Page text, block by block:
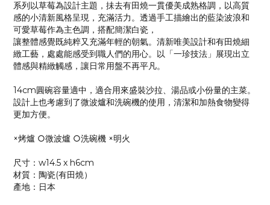
系列以草莓為設計主題，抺去有田燒一貫優美成熟格調，以高質
感的小清新風格呈現，充滿活力。透過手工描繪出的藍染波浪和
可愛草莓作為主色調，搭配簡潔白瓷，
讓整體感覺既純粹又充滿年輕的朝氣。清新唯美設計和有田燒細
緻工藝，處處能感受到職人們的用心。以「一珍技法」展現出立
體感與精緻觸感，讓日常用盤不再平凡。
14cm圓碗容量適中，適合用來盛裝沙拉、湯品或小份量的主菜。
設計上也考慮到了微波爐和洗碗機的使用，清潔和加熱食物變得
更加方便。
×烤爐 ○微波爐 ○洗碗機 ×明火
尺寸：w14.5 x h6cm
材質：陶瓷(有田燒）
產地：日本